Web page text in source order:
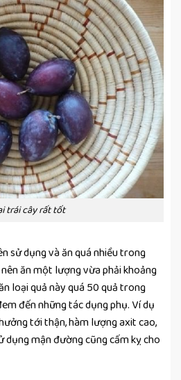
trái cây rất tốt
sử dụng và ăn quá nhiều trong
ăn một lượng vừa phải khoảng
loại quả này quá 50 quả trong
đến những tác dụng phụ. Ví dụ
tới thận, hàm lượng axit cao,
mận đường cũng cấm kỵ cho